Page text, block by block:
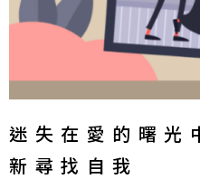
迷失在愛的曙光
新尋找自我